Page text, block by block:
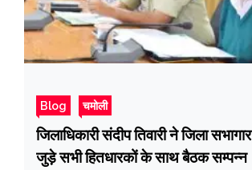
Blog चमोली
जिलाधिकारी संदीप तिवारी ने जिला
जुड़े सभी हितधारकों के साथ बैठक सम्पन्न